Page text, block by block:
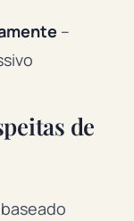
–
de